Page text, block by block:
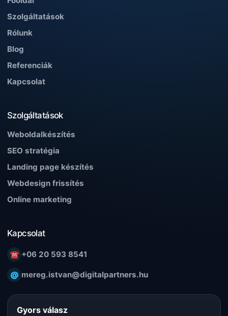
Szolgáltatások
Rólunk
Blog
Referenciák
Kapcsolat
Szolgáltatások
Weboldalkészítés
SEO stratégia
Landing page készítés
Webdesign frissítés
Online marketing
Kapcsolat
☎ +06 20 593 8541
@ mereg.istvan@digitalpartners.hu
Gyors válasz